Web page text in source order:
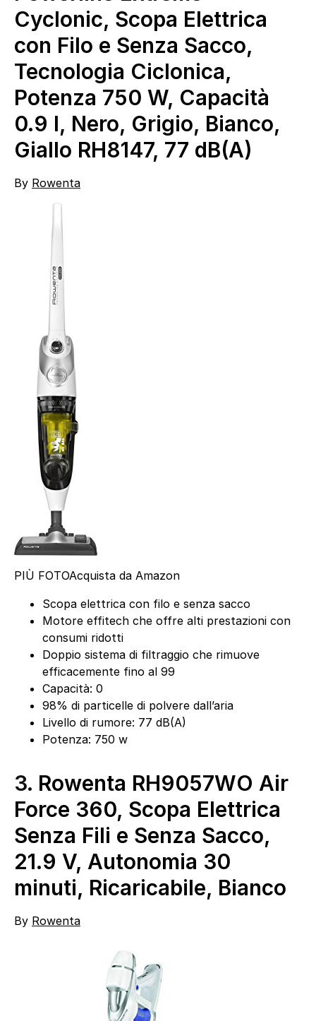
Cyclonic, Scopa Elettrica
con Filo e Senza Sacco,
Tecnologia Ciclonica,
Potenza 750 W, Capacità
0.9 l, Nero, Grigio, Bianco,
Giallo RH8147, 77 dB(A)
By Rowenta
PIÙ FOTOAcquista da Amazon
Scopa elettrica con filo e senza sacco
Motore effitech che offre alti prestazioni con
consumi ridotti
Doppio sistema di filtraggio che rimuove
efficacemente fino al 99
Capacità: 0
98% di particelle di polvere dall’aria
Livello di rumore: 77 dB(A)
Potenza: 750 w
3. Rowenta RH9057WO Air
Force 360, Scopa Elettrica
Senza Fili e Senza Sacco,
21.9 V, Autonomia 30
minuti, Ricaricabile, Bianco
By Rowenta